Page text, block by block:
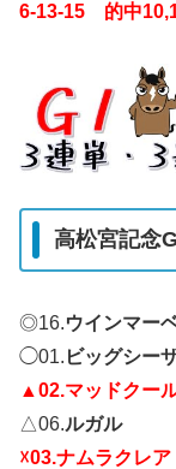
6-13-15 的中
高松宮記念
◎16.ウインマー
◯01. ビッグシー
▲02.マッドクー
△06.ルガル
☓03.ナムラクレア